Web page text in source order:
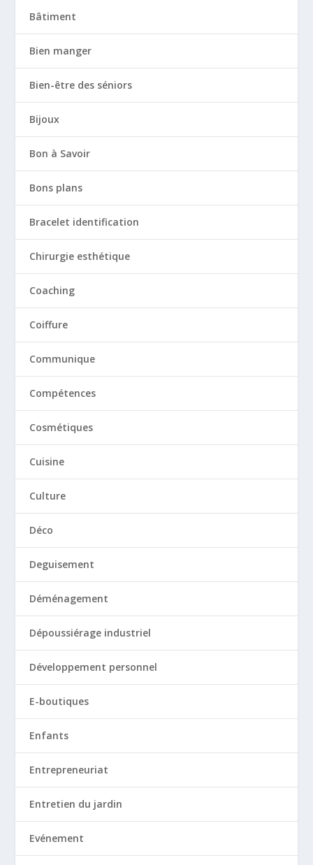
Bâtiment
Bien manger
Bien-être des séniors
Bijoux
Bon à Savoir
Bons plans
Bracelet identification
Chirurgie esthétique
Coaching
Coiffure
Communique
Compétences
Cosmétiques
Cuisine
Culture
Déco
Deguisement
Déménagement
Dépoussiérage industriel
Développement personnel
E-boutiques
Enfants
Entrepreneuriat
Entretien du jardin
Evénement